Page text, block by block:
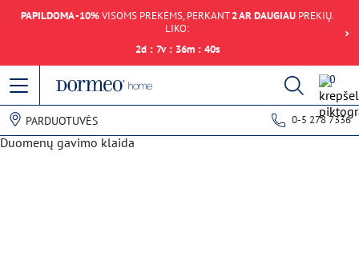
PAPILDOMA -10%VISOMS PREKĖMS, PERKANT2 AR DAUGIAUPREKIŲ.
LIKO:
2d : 7v : 36m : 40s
0
PARDUOTUVĖS 0-5 278 7336
Duomenų gavimo klaida